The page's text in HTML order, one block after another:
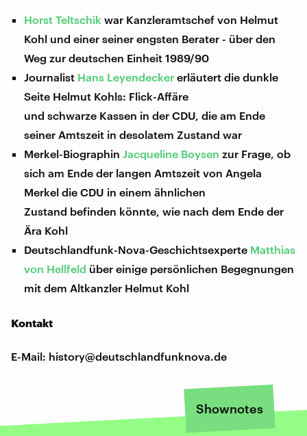
Horst Teltschik war Kanzleramtschef von Helmut
Kohl und einer seiner engsten Berater - über den
Weg zur deutschen Einheit 1989/90
Journalist Hans Leyendecker erläutert die dunkle
Seite Helmut Kohls: Flick-Affäre
und schwarze Kassen in der CDU, die am Ende
seiner Amtszeit in desolatem Zustand war
Merkel-Biographin Jacqueline Boysen zur Frage, ob
sich am Ende der langen Amtszeit von Angela
Merkel die CDU in einem ähnlichen
Zustand befinden könnte, wie nach dem Ende der
Ära Kohl
Deutschlandfunk-Nova-Geschichtsexperte Matthias
von Hellfeld über einige persönlichen Begegnungen
mit dem Altkanzler Helmut Kohl
Kontakt
E-Mail: history@deutschlandfunknova.de
Shownotes